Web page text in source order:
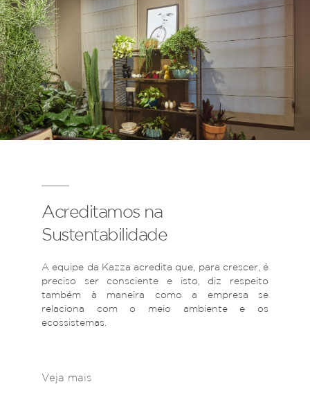
Acreditamos na
Sustentabilidade
A equipe da Kazza acredita que, para crescer, é
preciso ser consciente e isto, diz respeito
também à maneira como a empresa se
relaciona com o meio ambiente e os
ecossistemas.
Veja mais